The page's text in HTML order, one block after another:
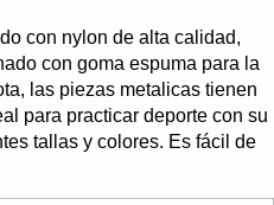
con nylon de alta calidad,
con goma espuma para la
las piezas metalicas tienen
para practicar deporte con su
tallas y colores. Es fácil de